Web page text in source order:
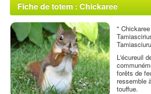
Fiche de totem : Chickaree
"
L'écureuil
forêts de
ressemble
touffue.